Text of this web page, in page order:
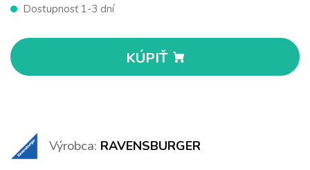
Dostupnosť 1-3 dní
KÚPIŤ
Výrobca: RAVENSBURGER